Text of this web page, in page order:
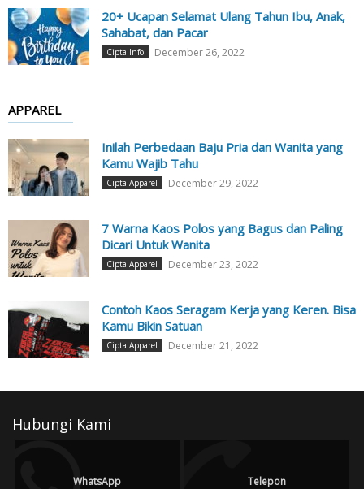
20+ Ucapan Selamat Ulang Tahun Ibu, Anak,
Sahabat, dan Pacar
Cipta Info December 26, 2022
APPAREL
Inilah Perbedaan Baju Pria dan Wanita yang
Kamu Wajib Tahu
Cipta Apparel December 29, 2022
7 Warna Kaos Polos yang Bagus dan Paling
Dicari Untuk Wanita
Cipta Apparel December 23, 2022
Contoh Kaos Seragam Kerja yang Keren. Bisa
Kamu Bikin Satuan
Cipta Apparel December 21, 2022
Hubungi Kami
WhatsApp Telepon